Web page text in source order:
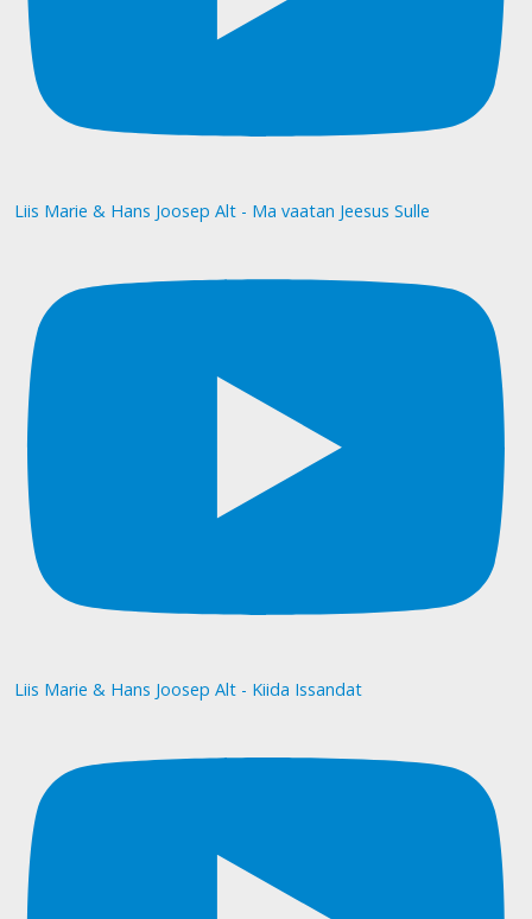
Liis Marie & Hans Joosep Alt - Ma vaatan Jeesus Sulle
Liis Marie & Hans Joosep Alt - Kiida Issandat